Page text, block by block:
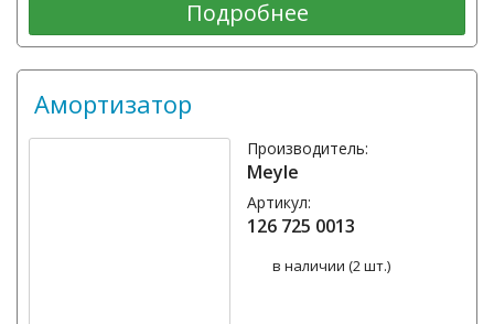
Подробнее
Амортизатор
Производитель:
Meyle
Артикул:
126 725 0013
в наличии (2 шт.)